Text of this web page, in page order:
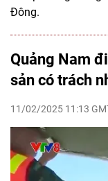
Đông.
Quảng Nam
sản có trách
11/02/2025 11:13